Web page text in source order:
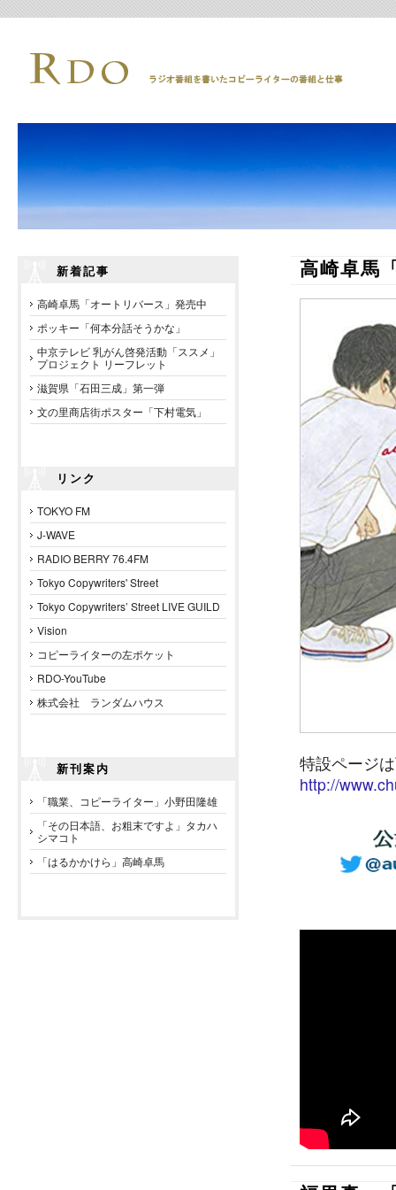
新着記事
高崎卓馬「オートリバース」発売中
ポッキー「何本分話そうかな」
中京テレビ 乳がん啓発活動「ススメ」
プロジェクト リーフレット
滋賀県「石田三成」第一弾
文の里商店街ポスター「下村電気」
リンク
TOKYO FM
J-WAVE
RADIO BERRY 76.4FM
Tokyo Copywriters' Street
Tokyo Copywriters’ Street LIVE GUILD
Vision
コピーライターの左ポケット
RDO-YouTube
株式会社 ランダムハウス
新刊案内
「職業、コピーライター」小野田隆雄
「その日本語、お粗末ですよ」タカハ
シマコト
「はるかかけら」高崎卓馬
高崎卓馬
特設ページ
http://